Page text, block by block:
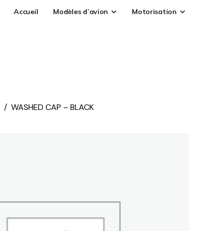
Accueil Modèles d’avion Motorisation
WASHED CAP – BLACK